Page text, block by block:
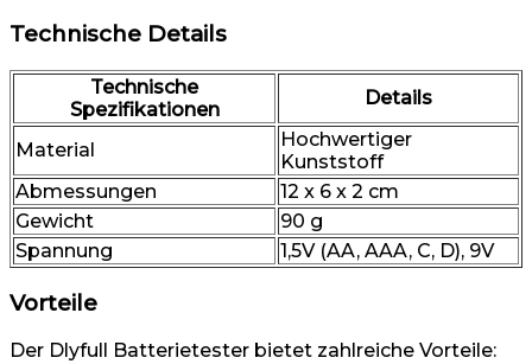
Technische Details
Technische
Spezifikationen
Details
Material
Hochwertiger
Kunststoff
Abmessungen
12 x 6 x 2 cm
Gewicht
90 g
Spannung
1,5V (AA, AAA, C, D), 9V
Vorteile
Der Dlyfull Batterietester bietet zahlreiche Vorteile: